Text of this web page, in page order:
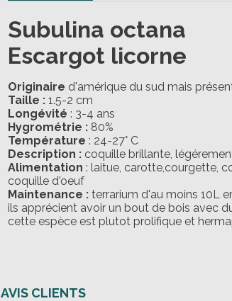
Subulina octana
Escargot licorne
Originaire d'amérique du sud mais
Taille : 1.5-2 cm
Longévité : 3-4 ans
Hygrométrie : 80%
Température : 24-27° C
Description : coquille brillante,
Alimentation : laitue, carotte,courgette,
coquille d'oeuf
Maintenance : terrarium d'au moins 10L
ils apprécient avoir un bout de bois avec
cette espèce est plutot prolifique et
AVIS CLIENTS